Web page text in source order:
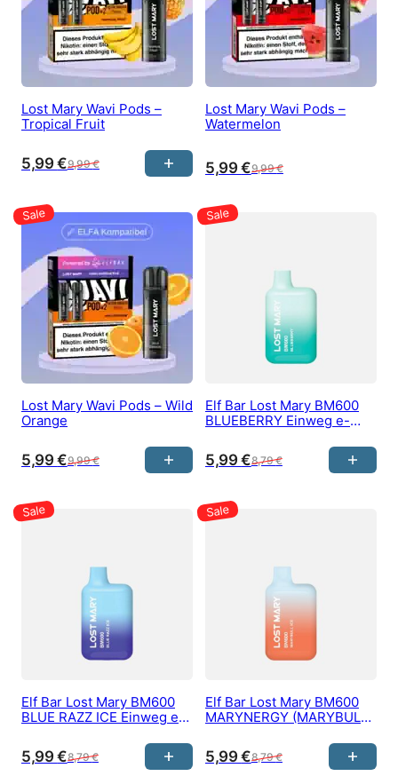
Lost Mary Wavi Pods –
Tropical Fruit
9,99€
5,99€
Lost Mary Wavi Pods –
Watermelon
9,99€
5,99€
Lost Mary Wavi Pods – Wild
Orange
9,99€
5,99€
Elf Bar Lost Mary BM600
BLUEBERRY Einweg e-
600 Züge
8,79€
5,99€
Elf Bar Lost Mary BM600
BLUE RAZZ ICE Einweg e-
600 Züge
8,79€
5,99€
Elf Bar Lost Mary BM600
MARYNERGY (MARYBULL
mg/ml Nikotin 600 Züge
8,79€
5,99€